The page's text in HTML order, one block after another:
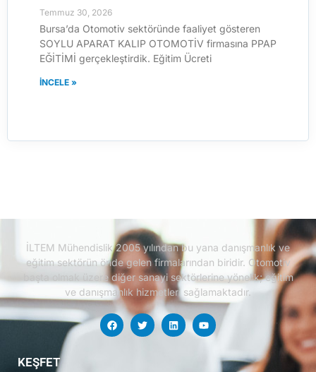
Temmuz 30, 2026
Bursa’da Otomotiv sektöründe faaliyet gösteren
SOYLU APARAT KALIP OTOMOTİV firmasına PPAP
EĞİTİMİ gerçekleştirdik. Eğitim Ücreti
İNCELE »
İLTEM Mühendislik 2005 yılından bu yana danışmanlık ve
eğitim sektörün önde gelen firmalarından biridir. Otomotiv
başta olmak üzere diğer sanayi sektörlerine yönelik; eğitim
ve danışmanlık hizmetleri sağlamaktadır.
KEŞFET